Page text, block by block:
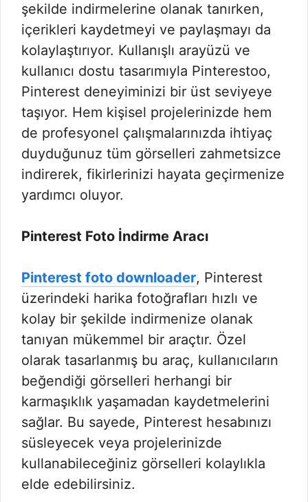
şekilde indirmelerine olanak tanırken,
içerikleri kaydetmeyi ve paylaşmayı da
kolaylaştırıyor. Kullanışlı arayüzü ve
kullanıcı dostu tasarımıyla Pinterestoo,
Pinterest deneyiminizi bir üst seviyeye
taşıyor. Hem kişisel projelerinizde hem
de profesyonel çalışmalarınızda ihtiyaç
duyduğunuz tüm görselleri zahmetsizce
indirerek, fikirlerinizi hayata geçirmenize
yardımcı oluyor.
Pinterest Foto İndirme Aracı
Pinterest foto downloader, Pinterest
üzerindeki harika fotoğrafları hızlı ve
kolay bir şekilde indirmenize olanak
tanıyan mükemmel bir araçtır. Özel
olarak tasarlanmış bu araç, kullanıcıların
beğendiği görselleri herhangi bir
karmaşıklık yaşamadan kaydetmelerini
sağlar. Bu sayede, Pinterest hesabınızı
süsleyecek veya projelerinizde
kullanabileceğiniz görselleri kolaylıkla
elde edebilirsiniz.